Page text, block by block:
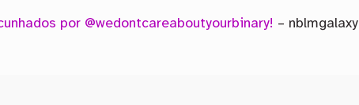
por @wedontcareaboutyourbinary! – nblmgalaxy